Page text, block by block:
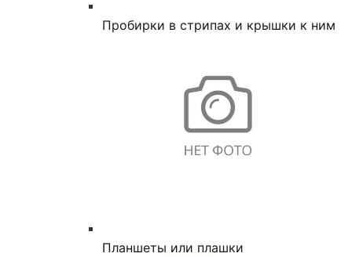
Пробирки в стрипах и крышки к ним
Планшеты или плашки